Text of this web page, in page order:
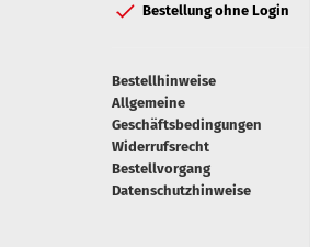
Bestellung ohne Login
Bestellhinweise
Allgemeine
Geschäftsbedingungen
Widerrufsrecht
Bestellvorgang
Datenschutzhinweise